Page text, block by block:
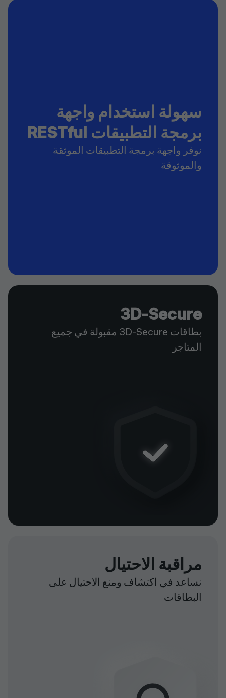
سهولة استخدام واجهة
برمجة التطبيقات RESTful
نوفر واجهة برمجة التطبيقات الموثقة
والموثوقة
3D-Secure
بطاقات 3D-Secure مقبولة في جميع
المتاجر
مراقبة الاحتيال
نساعد في اكتشاف ومنع الاحتيال على
البطاقات